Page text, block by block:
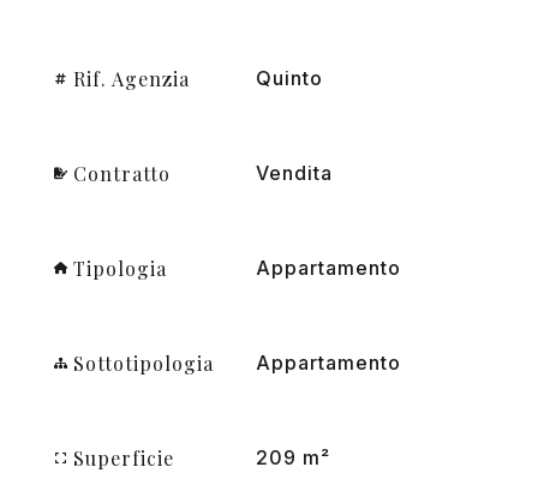
Rif. Agenzia Quinto
Contratto Vendita
Tipologia Appartamento
Sottotipologia Appartamento
Superficie 209 m²